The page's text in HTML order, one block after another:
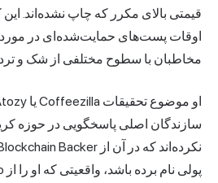
قیمتی بالای مکرر که چاپ نشده‌اند.
مخاطبان با سطوح مختلفی از شک و
سازندگان اصلی پاسخگویی در حوزه